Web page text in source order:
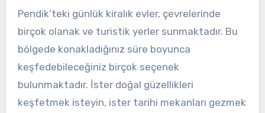
Pendik’teki günlük kiralık evler, çevrelerinde
birçok olanak ve turistik yerler sunmaktadır. Bu
bölgede konakladığınız süre boyunca
keşfedebileceğiniz birçok seçenek
bulunmaktadır. İster doğal güzellikleri
keşfetmek isteyin, ister tarihi mekanları gezmek